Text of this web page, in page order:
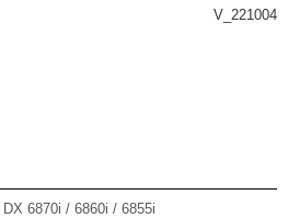
V_221004
6870i / 6860i / 6855i